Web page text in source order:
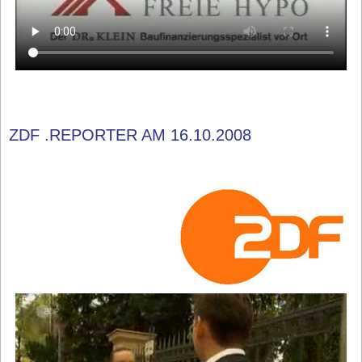
ZDF .REPORTER AM 16.10.2008